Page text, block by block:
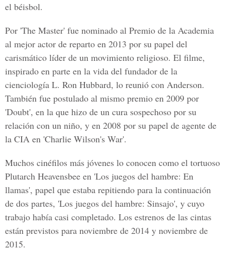
el béisbol.
Por 'The Master' fue nominado al Premio de la Academia
al mejor actor de reparto en 2013 por su papel del
carismático líder de un movimiento religioso. El filme,
inspirado en parte en la vida del fundador de la
cienciología L. Ron Hubbard, lo reunió con Anderson.
También fue postulado al mismo premio en 2009 por
'Doubt', en la que hizo de un cura sospechoso por su
relación con un niño, y en 2008 por su papel de agente de
la CIA en 'Charlie Wilson's War'.
Muchos cinéfilos más jóvenes lo conocen como el tortuoso
Plutarch Heavensbee en 'Los juegos del hambre: En
llamas', papel que estaba repitiendo para la continuación
de dos partes, 'Los juegos del hambre: Sinsajo', y cuyo
trabajo había casi completado. Los estrenos de las cintas
están previstos para noviembre de 2014 y noviembre de
2015.